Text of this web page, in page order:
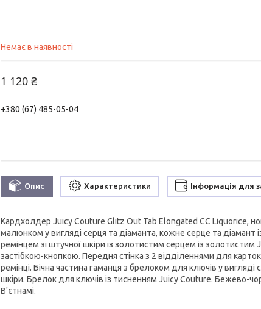
Немає в наявності
1 120 ₴
+380 (67) 485-05-04
Опис Характеристики Інформація для
Кардхолдер Juicy Couture Glitz Out Tab Elongated CC Liquorice,
малюнком у вигляді серця та діаманта, кожне серце та діамант
ремінцем зі штучної шкіри із золотистим серцем із золотистим
застібкою-кнопкою. Передня стінка з 2 відділеннями для
ремінці. Бічна частина гаманця з брелоком для ключів у
шкіри. Брелок для ключів із тисненням Juicy Couture. Бежево-
В'єтнамі.